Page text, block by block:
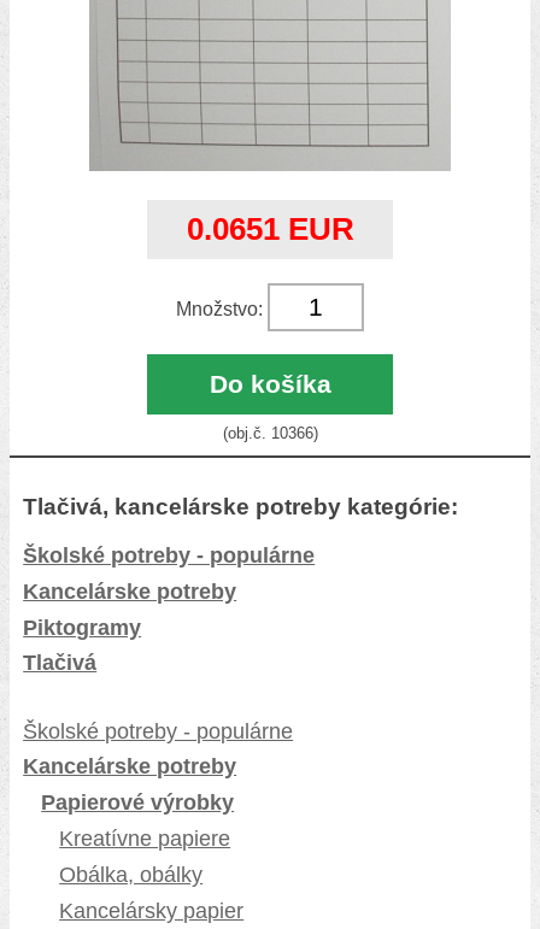
0.0651 EUR
Množstvo:
Do košíka
(obj.č. 10366)
Tlačivá, kancelárske potreby kategórie:
Školské potreby - populárne
Kancelárske potreby
Piktogramy
Tlačivá
Školské potreby - populárne
Kancelárske potreby
Papierové výrobky
Kreatívne papiere
Obálka, obálky
Kancelársky papier